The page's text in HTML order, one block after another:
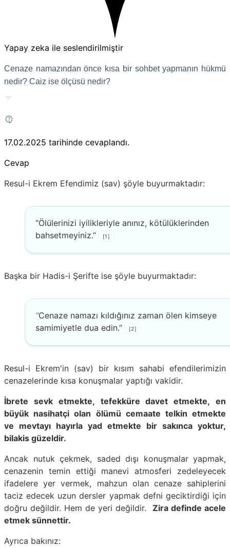
Yapay zeka ile seslendirilmiştir
Cenaze namazından önce kısa bir sohbet yapmanın hükmü
nedir? Caiz ise ölçüsü nedir?
17.02.2025 tarihinde cevaplandı.
Cevap
Resul-i Ekrem Efendimiz (sav) şöyle buyurmaktadır:
“Ölülerinizi iyilikleriyle anınız, kötülüklerinden
bahsetmeyiniz.”
[1]
Başka bir Hadis-i Şerifte ise şöyle buyurmaktadır:
“Cenaze namazı kıldığınız zaman ölen kimseye
samimiyetle dua edin.”
[2]
Resul-i Ekrem'in (sav) bir kısım sahabi efendilerimizin
cenazelerinde kısa konuşmalar yaptığı vakidir.
İbrete sevk etmekte, tefekküre davet etmekte, en
büyük nasihatçi olan ölümü cemaate telkin etmekte
ve mevtayı hayırla yad etmekte bir sakınca yoktur,
bilakis güzeldir.
Ancak nutuk çekmek, saded dışı konuşmalar yapmak,
cenazenin temin ettiği manevi atmosferi zedeleyecek
ifadelere yer vermek, mahzun olan cenaze sahiplerini
taciz edecek uzun dersler yapmak defni geciktirdiği için
doğru değildir. Hem de yeri değildir. Zira definde acele
etmek sünnettir.
Ayrıca bakınız: